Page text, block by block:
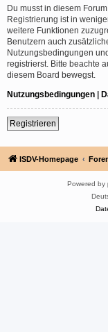
Du musst in diesem
Registrierung ist in
weitere Funktionen
Benutzern auch
Nutzungsbedingungen
registrierst. Bitte beachte
diesem Board bewegst.
Nutzungsbedingungen |
Registrieren
ISDV-Homepage
Powered by